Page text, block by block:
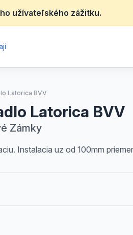
užívateľského zážitku.
Latorica BVV
Latorica BVV
Zámky
Instalacia uz od 100mm